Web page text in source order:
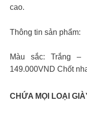
cao.
Thông tin sản phẩm:
Màu sắc: Trắng –
149.000VND Chốt
CHỨA MỌI LOẠI